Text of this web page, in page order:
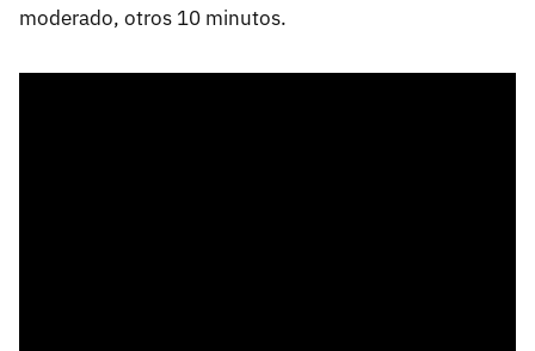
moderado, otros 10 minutos.